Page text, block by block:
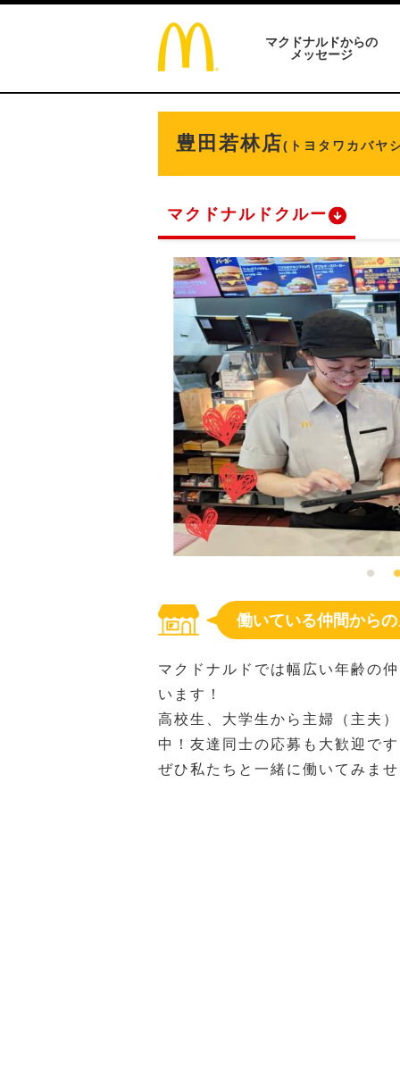
マクドナルドからの
メッセージ
豊田若林店(トヨタワカバヤ
マクドナルドクルー
働いている仲間から
マクドナルドでは幅広い年齢の
います！
高校生、大学生から主婦（主夫
中！友達同士の応募も大歓迎で
ぜひ私たちと一緒に働いてみま